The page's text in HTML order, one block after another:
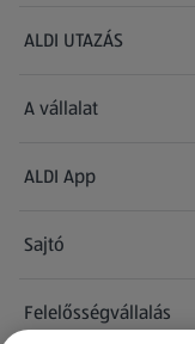
ALDI UTAZÁS
(új oldalon nyílik meg)
A vállalat
ALDI App
Sajtó
Felelősségvállalás